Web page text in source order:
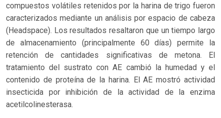
compuestos volátiles retenidos por la harina de trigo fueron
caracterizados mediante un análisis por espacio de cabeza
(Headspace). Los resultados resaltaron que un tiempo largo
de almacenamiento (principalmente 60 días) permite la
retención de cantidades significativas de metona. El
tratamiento del sustrato con AE cambió la humedad y el
contenido de proteína de la harina. El AE mostró actividad
insecticida por inhibición de la actividad de la enzima
acetilcolinesterasa.